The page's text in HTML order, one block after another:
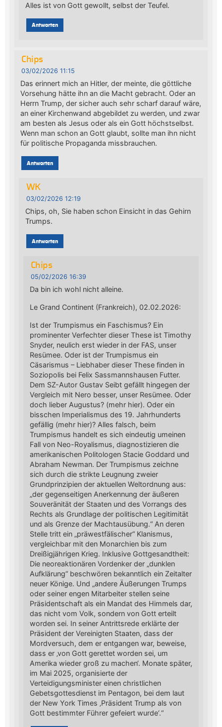
Alles ist von Gott gewollt, selbst der Teufel.
Antworten
Chips
03/02/2026 11:15
Das erinnert mich an Hitler, der meinte, die göttliche
Vorsehung hätte ihn an die Macht gebracht. Oder an
Herrn Trump, der sicher auch sehr scharf darauf wäre,
an einer Kirchenwand abgebildet zu werden, und zwar
am besten als Jesus oder als ein Gott höchstselbst.
Wenn man schon an Gott glaubt, sollte man ihn nicht
für politische Propaganda missbrauchen.
Antworten
WK
03/02/2026 12:19
Chips, oh, Sie haben schon Einsicht in das Gehirn
Trumps.
Antworten
Chips
05/02/2026 16:39
Da bin ich wohl nicht alleine.
Le Grand Continent (Frankreich), 02.02.2026:
Ist der Trumpismus ein Faschismus? Ein
prominenter Verfechter dieser These ist Timothy
Snyder, neulich erst wieder in der FAS, unser
Resümee. Oder ist der Trumpismus ein
Cäsarismus – Liebhaber dieser These finden in
Soziopolis bei Felix Sassmannshausen Futter.
Dem SZ-Autor Gustav Seibt gefällt hingegen der
Vergleich mit Nero besser, unser Resümee. Oder
doch lieber Augustus? (mehr hier). Oder ein
bisschen Imperialismus des 19. Jahrhunderts
gefällig (mehr hier)? Alles falsch, beim
Trumpismus handelt es sich eindeutig umeinen
Fall von Neo-Royalismus, diagnostizieren die
amerikanischen Politologen Stacie Goddard und
Abraham Newman. Der Trumpismus zeichne
sich durch die strikte Leugnung zweier
Grundprinzipien der aktuellen Weltordnung aus:
„der gegenseitigen Anerkennung der äußeren
Souveränität der Staaten und des Vorrangs des
Rechts als Grundlage der politischen Legitimität
und als Grenze der Machtausübung.“ An deren
Stelle tritt ein „präwestfälischer“ Klanismus,
vergleichbar mit den Monarchien bis zum
Dreißigjährigen Krieg. Inklusive Gottgesandtheit:
Die neoreaktionären Vordenker der „dunklen
Aufklärung“ beschwören bekanntlich ein Zeitalter
neuer Könige. Und „andere Äußerungen Trumps
oder seiner engen Mitarbeiter stellen seine
Präsidentschaft als ein Mandat des Himmels dar,
das nicht vom Volk, sondern von Gott erteilt
worden sei. In seiner Antrittsrede erklärte der
Präsident der Vereinigten Staaten, dass der
Mordversuch, dem er entgangen war, beweise,
dass er ‚von Gott gerettet worden sei, um
Amerika wieder groß zu machen‘. Monate später,
im Mai 2025, organisierte der
Verteidigungsminister einen christlichen
Gebetsgottesdienst im Pentagon, bei dem laut
der New York Times ‚Präsident Trump als von
Gott bestimmter Führer gefeiert wurde‘.“